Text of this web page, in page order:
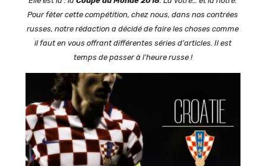
Pour fêter cette compétition, chez nous, dans nos contrées
russes, notre rédaction a décidé de faire les choses comme
il faut en vous offrant différentes séries d’articles. Il est
temps de passer à l’heure russe !